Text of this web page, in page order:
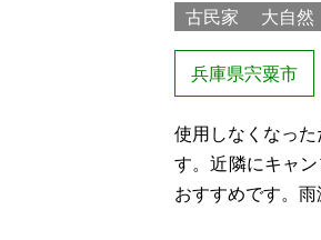
古民家 大自然
兵庫県宍粟市
使用しなくなっ
す。近隣にキャ
おすすめです。